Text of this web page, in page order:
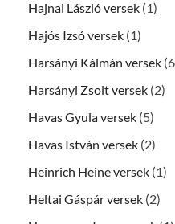
Hajnal László versek (1)
Hajós Izsó versek (1)
Harsányi Kálmán versek
Harsányi Zsolt versek (2)
Havas Gyula versek (5)
Havas István versek (2)
Heinrich Heine versek (1)
Heltai Gáspár versek (2)